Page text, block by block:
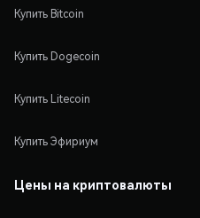
Купить Bitcoin
Купить Dogecoin
Купить Litecoin
Купить Эфириум
Цены на криптовалюты